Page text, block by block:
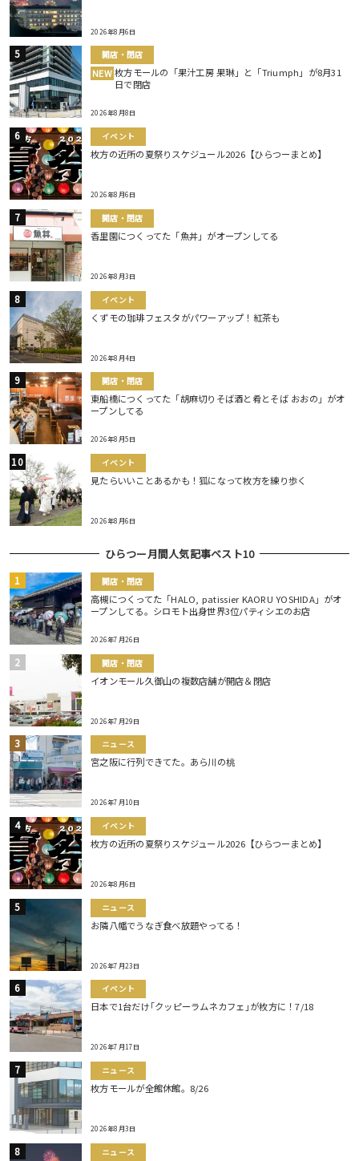
2026年8月6日
開店・閉店
NEW 枚方モールの「果汁工房 果琳」と「Triumph」が8月31
日で閉店
2026年8月8日
イベント
枚方の近所の夏祭りスケジュール2026【ひらつーまとめ】
2026年8月6日
開店・閉店
香里園につくってた「魚丼」がオープンしてる
2026年8月3日
イベント
くずモの珈琲フェスタがパワーアップ！紅茶も
2026年8月4日
開店・閉店
東船橋につくってた「胡麻切りそば酒と肴とそば おおの」がオ
ープンしてる
2026年8月5日
イベント
見たらいいことあるかも！狐になって枚方を練り歩く
2026年8月6日
ひらつー月間人気記事ベスト10
開店・閉店
高槻につくってた「HALO, patissier KAORU YOSHIDA」がオ
ープンしてる。シロモト出身世界3位パティシエのお店
2026年7月26日
開店・閉店
イオンモール久御山の複数店舗が開店＆閉店
2026年7月29日
ニュース
宮之阪に行列できてた。あら川の桃
2026年7月10日
イベント
枚方の近所の夏祭りスケジュール2026【ひらつーまとめ】
2026年8月6日
ニュース
お隣八幡でうなぎ食べ放題やってる！
2026年7月23日
イベント
日本で1台だけ｢クッピーラムネカフェ｣が枚方に！7/18
2026年7月17日
ニュース
枚方モールが全館休館。8/26
2026年8月3日
ニュース